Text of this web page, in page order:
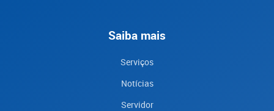
Saiba mais
Serviços
Notícias
Servidor